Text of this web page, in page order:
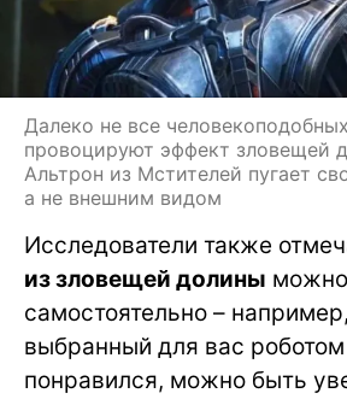
Далеко не все
провоцируют эффект зловещей
Альтрон из Мстителей пугает
а не внешним видом
Исследователи также
из зловещей долины
самостоятельно –
выбранный для вас
понравился, можно быть